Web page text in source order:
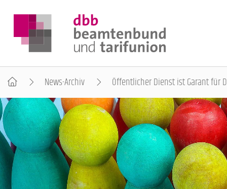
DER DBB
BEAMTINNEN & BEAMTE
ARBEITNEHMENDE
News-Archiv Öffentlicher Dienst ist Garant für